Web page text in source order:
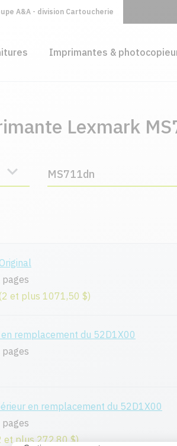
A&A - division Cartoucherie
Imprimantes &
Lexmark
MS711dn
et plus 1071,50 $)
remplacement du 52D1X00
en remplacement du 52D1X00
et plus 272,80 $)